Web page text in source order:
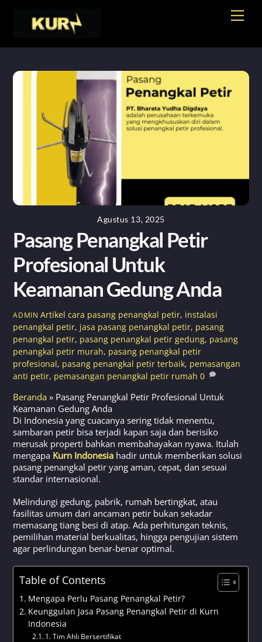
Agustus 13, 2025
Pasang Penangkal Petir
Profesional Untuk
Keamanan Gedung Anda
ADMIN Artikel cara pasang penangkal petir, instalasi
penangkal petir, jasa pasang penangkal petir, pasang
penangkal petir, pasang penangkal petir gedung, pasang
penangkal petir murah, pasang penangkal petir
profesional , pasang penangkal petir terbaik, pemasangan
anti petir, pemasangan penangkal petir rumah 0
Beranda » Pasang Penangkal Petir Profesional Untuk
Keamanan Gedung Anda
Di Indonesia yang cuacanya sering tidak menentu,
sambaran petir bisa terjadi kapan saja dan berisiko
merusak properti bahkan membahayakan nyawa. Itulah
mengapa Kurn Indonesia hadir untuk memberikan solusi
pasang penangkal petir yang aman, cepat, dan sesuai
standar internasional.
Melindungi gedung, pabrik, rumah bertingkat, atau
fasilitas umum dari ancaman petir bukan sekadar
memasang tiang besi di atap. Ada perhitungan teknis,
pemilihan material berkualitas, hingga pengujian sistem
agar perlindungan benar-benar optimal.
Table of Contents
Mengapa Perlu Pasang Penangkal Petir?
Keunggulan Jasa Pasang Penangkal Petir di Kurn
Indonesia
1. Tim Ahli Bersertifikat